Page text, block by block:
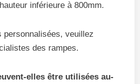
inférieure à 800mm.
personnalisées, veuillez
des rampes.
elles être utilisées au-